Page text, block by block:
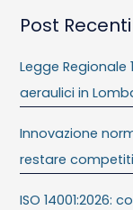
Post Recenti
Legge
aeraulici in
Innovazione
restare
ISO 14001:2026: